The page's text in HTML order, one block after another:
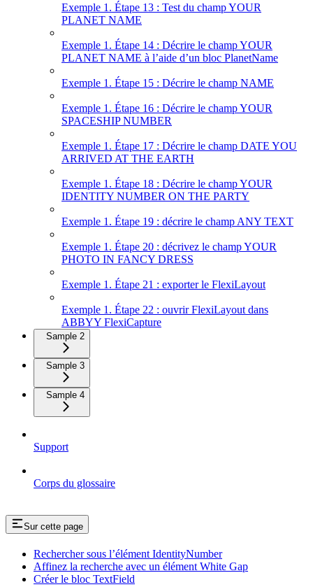
Exemple 1. Étape 13 : Test du champ YOUR
PLANET NAME
Exemple 1. Étape 14 : Décrire le champ YOUR
PLANET NAME à l’aide d’un bloc PlanetName
Exemple 1. Étape 15 : Décrire le champ NAME
Exemple 1. Étape 16 : Décrire le champ YOUR
SPACESHIP NUMBER
Exemple 1. Étape 17 : Décrire le champ DATE YOU
ARRIVED AT THE EARTH
Exemple 1. Étape 18 : Décrire le champ YOUR
IDENTITY NUMBER ON THE PARTY
Exemple 1. Étape 19 : décrire le champ ANY TEXT
Exemple 1. Étape 20 : décrivez le champ YOUR
PHOTO IN FANCY DRESS
Exemple 1. Étape 21 : exporter le FlexiLayout
Exemple 1. Étape 22 : ouvrir FlexiLayout dans
ABBYY FlexiCapture
Sample 2
Sample 3
Sample 4
Support
Corps du glossaire
Sur cette page
Rechercher sous l’élément IdentityNumber
Affinez la recherche avec un élément White Gap
Créer le bloc TextField